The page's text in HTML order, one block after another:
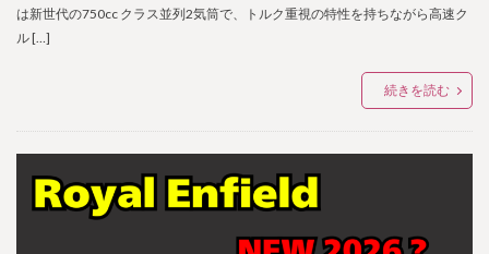
は新世代の750cc クラス並列2気筒で、トルク重視の特性を持ちながら高速ク
ル […]
続きを読む